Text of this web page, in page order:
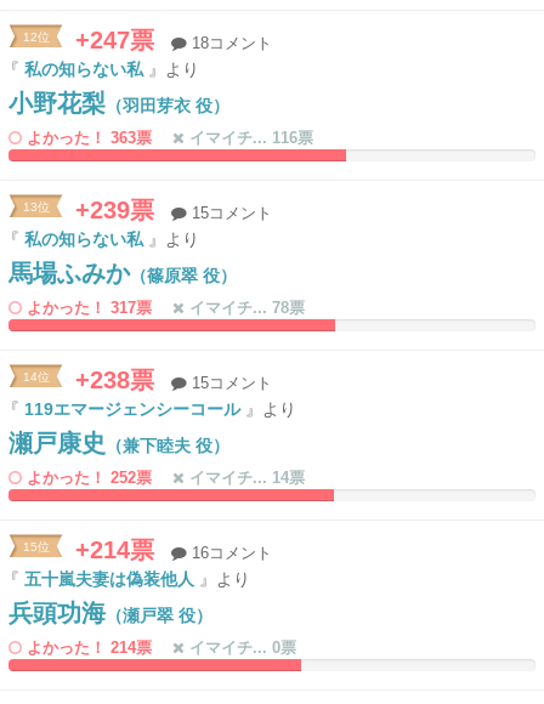
12位 +247票 18コメント
『 私の知らない私 』より
小野花梨 （羽田芽衣 役）
よかった！ 363票
イマイチ... 116票
63.989637305699%
0%
13位 +239票 15コメント
『 私の知らない私 』より
馬場ふみか（篠原翠 役）
よかった！ 317票
イマイチ... 78票
61.917098445596%
0%
14位 +238票 15コメント
『 119エマージェンシーコール 』より
瀬戸康史 （兼下睦夫 役）
よかった！ 252票
イマイチ... 14票
61.658031088083%
0%
15位 +214票 16コメント
『 五十嵐夫妻は偽装他人 』より
兵頭功海（瀬戸翠 役）
よかった！ 214票
イマイチ... 0票
55.440414507772% 0%